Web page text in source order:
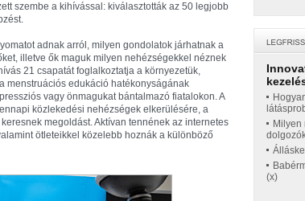
szembe a kihívással: kiválasztották az 50 legjobb
adnak arról, milyen gondolatok járhatnak a
illetve ők maguk milyen nehézségekkel néznek
21 csapatát foglalkoztatja a környezetük,
menstruációs edukáció hatékonyságának
vagy önmagukat bántalmazó fiatalokon. A
közlekedési nehézségek elkerülésére, a
megoldást. Aktívan tennének az internetes
ötleteikkel közelebb hoznák a különböző
Milyen
(x)